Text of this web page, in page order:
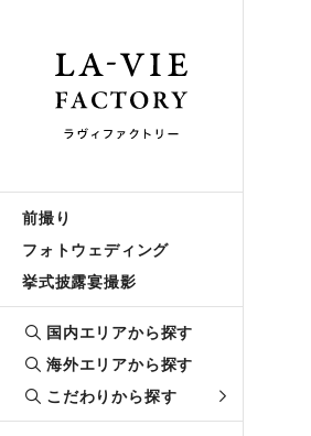
前撮り
フォトウェディング
挙式披露宴撮影
国内エリアから探す
海外エリアから探す
こだわりから探す